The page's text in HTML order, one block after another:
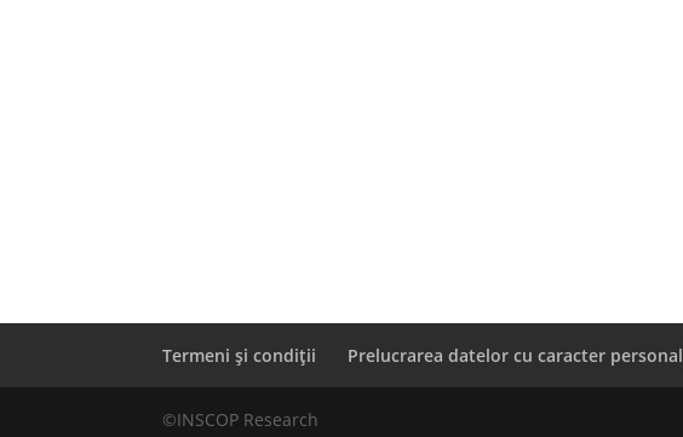
Termeni și condiții Prelucrarea datelor cu caracter personal
©INSCOP Research